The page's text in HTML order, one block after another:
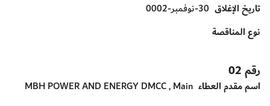
تاريخ الإغلاق 30-نوفمبر-0002
نوع المناقصة
رقم 02
اسم مقدم العطاء MBH POWER AND ENERGY DMCC , Main